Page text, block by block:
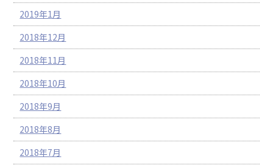
2019年1月
2018年12月
2018年11月
2018年10月
2018年9月
2018年8月
2018年7月